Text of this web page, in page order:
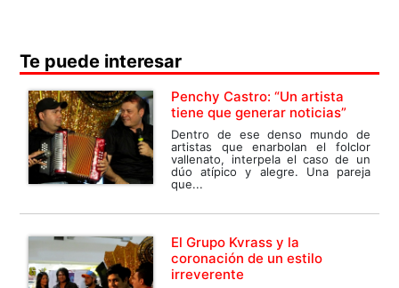
Te puede interesar
Penchy Castro: “Un artista
tiene que generar noticias”
Dentro de ese denso mundo de
artistas que enarbolan el folclor
vallenato, interpela el caso de un
dúo atípico y alegre. Una pareja
que...
El Grupo Kvrass y la
coronación de un estilo
irreverente